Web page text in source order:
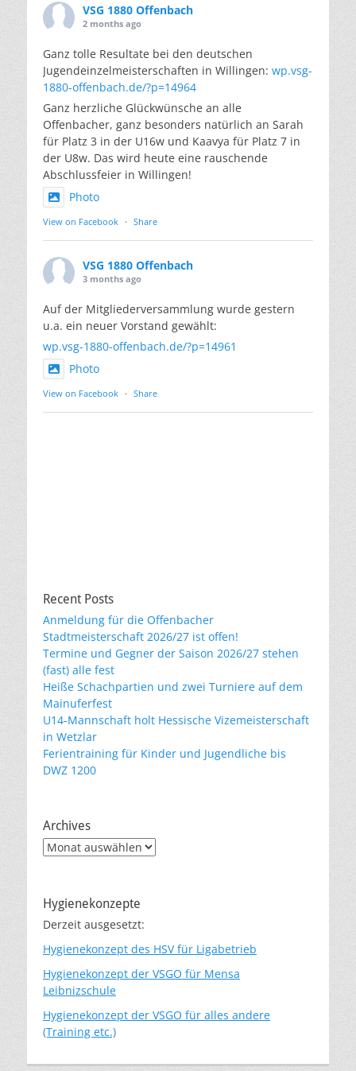
VSG 1880 Offenbach
2 months ago
Ganz tolle Resultate bei den deutschen
Jugendeinzelmeisterschaften in Willingen: wp.vsg-
1880-offenbach.de/?p=14964
Ganz herzliche Glückwünsche an alle
Offenbacher, ganz besonders natürlich an Sarah
für Platz 3 in der U16w und Kaavya für Platz 7 in
der U8w. Das wird heute eine rauschende
Abschlussfeier in Willingen!
Photo
View on Facebook · Share
VSG 1880 Offenbach
3 months ago
Auf der Mitgliederversammlung wurde gestern
u.a. ein neuer Vorstand gewählt:
wp.vsg-1880-offenbach.de/?p=14961
Photo
View on Facebook · Share
Recent Posts
Anmeldung für die Offenbacher
Stadtmeisterschaft 2026/27 ist offen!
Termine und Gegner der Saison 2026/27 stehen
(fast) alle fest
Heiße Schachpartien und zwei Turniere auf dem
Mainuferfest
U14-Mannschaft holt Hessische Vizemeisterschaft
in Wetzlar
Ferientraining für Kinder und Jugendliche bis
DWZ 1200
Archives
Archives
Hygienekonzepte
Derzeit ausgesetzt:
Hygienekonzept des HSV für Ligabetrieb
Hygienekonzept der VSGO für Mensa
Leibnizschule
Hygienekonzept der VSGO für alles andere
(Training etc.)